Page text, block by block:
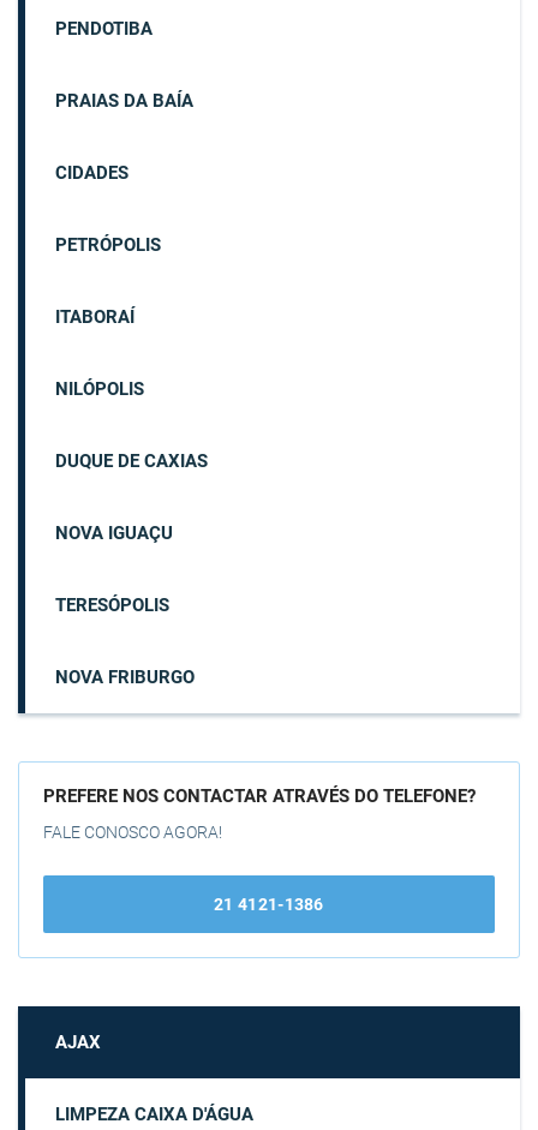
PENDOTIBA
PRAIAS DA BAÍA
CIDADES
PETRÓPOLIS
ITABORAÍ
NILÓPOLIS
DUQUE DE CAXIAS
NOVA IGUAÇU
TERESÓPOLIS
NOVA FRIBURGO
PREFERE NOS CONTACTAR ATRAVÉS DO TELEFONE?
FALE CONOSCO AGORA!
21 4121-1386
AJAX
LIMPEZA CAIXA D'ÁGUA